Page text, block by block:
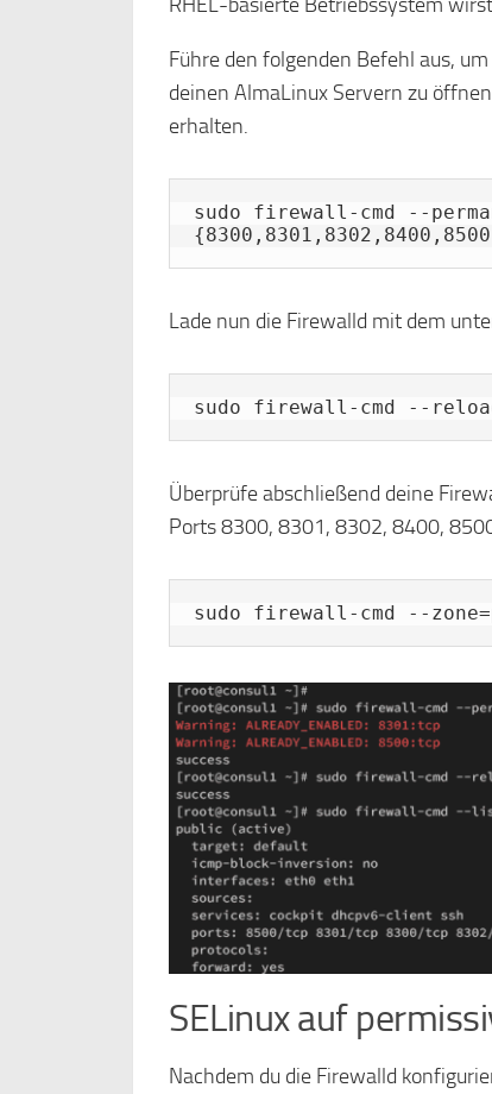
Führe den folgenden Befehl aus,
deinen AlmaLinux Servern zu
erhalten.
sudo firewall-cmd --
Lade nun die Firewalld mit dem
sudo firewall-cmd --
Überprüfe abschließend deine
Ports 8300, 8301, 8302, 8400,
sudo firewall-cmd --
SELinux auf
Nachdem du die Firewalld